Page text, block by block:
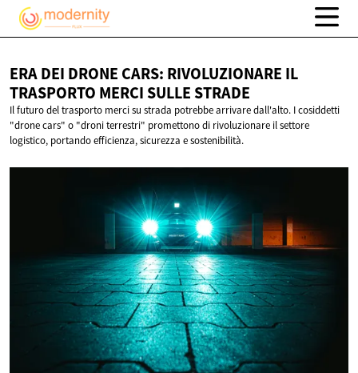
ERA DEI DRONE CARS: RIVOLUZIONARE IL
TRASPORTO MERCI SULLE STRADE
Il futuro del trasporto merci su strada potrebbe arrivare dall'alto. I cosiddetti
"drone cars" o "droni terrestri" promettono di rivoluzionare il settore
logistico, portando efficienza, sicurezza e sostenibilità.